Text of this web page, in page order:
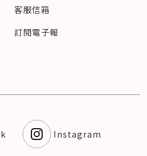
客服信箱
訂閱電子報
Instagram